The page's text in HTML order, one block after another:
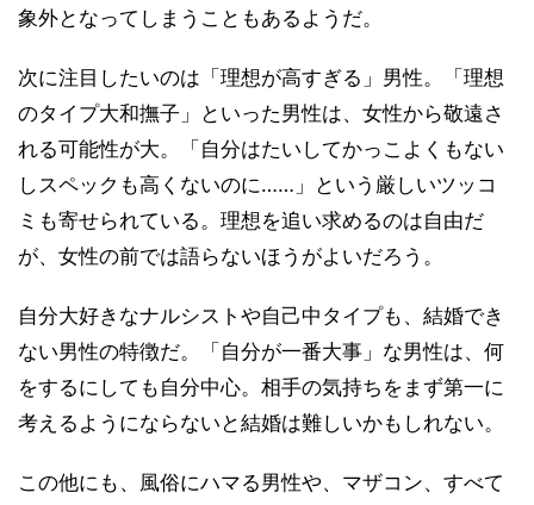
象外となってしまうこともあるようだ。
次に注目したいのは「理想が高すぎる」男性。「理想
のタイプ大和撫子」といった男性は、女性から敬遠さ
れる可能性が大。「自分はたいしてかっこよくもない
しスペックも高くないのに……」という厳しいツッコ
ミも寄せられている。理想を追い求めるのは自由だ
が、女性の前では語らないほうがよいだろう。
自分大好きなナルシストや自己中タイプも、結婚でき
ない男性の特徴だ。「自分が一番大事」な男性は、何
をするにしても自分中心。相手の気持ちをまず第一に
考えるようにならないと結婚は難しいかもしれない。
この他にも、風俗にハマる男性や、マザコン、すべて